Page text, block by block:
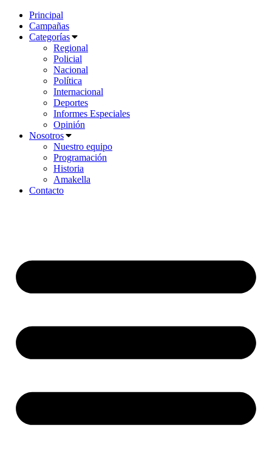
Principal
Campañas
Categorías
Regional
Policial
Nacional
Política
Internacional
Deportes
Informes Especiales
Opinión
Nosotros
Nuestro equipo
Programación
Historia
Amakella
Contacto